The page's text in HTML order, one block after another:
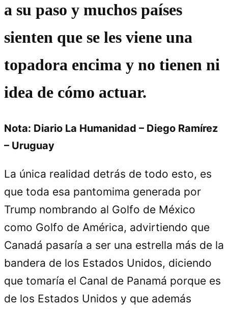
a su paso y muchos países
sienten que se les viene una
topadora encima y no tienen ni
idea de cómo actuar.
Nota: Diario La Humanidad – Diego Ramírez
– Uruguay
La única realidad detrás de todo esto, es
que toda esa pantomima generada por
Trump nombrando al Golfo de México
como Golfo de América, advirtiendo que
Canadá pasaría a ser una estrella más de la
bandera de los Estados Unidos, diciendo
que tomaría el Canal de Panamá porque es
de los Estados Unidos y que además